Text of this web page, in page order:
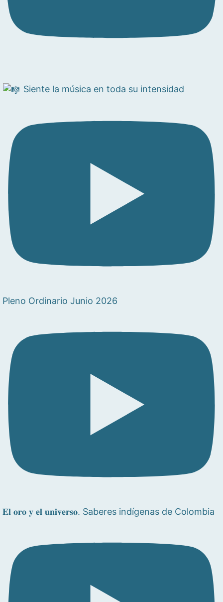
Siente la música en toda su intensidad
Pleno Ordinario Junio 2026
𝐄𝐥 𝐨𝐫𝐨 𝐲 𝐞𝐥 𝐮𝐧𝐢𝐯𝐞𝐫𝐬𝐨. Saberes indígenas de Colombia